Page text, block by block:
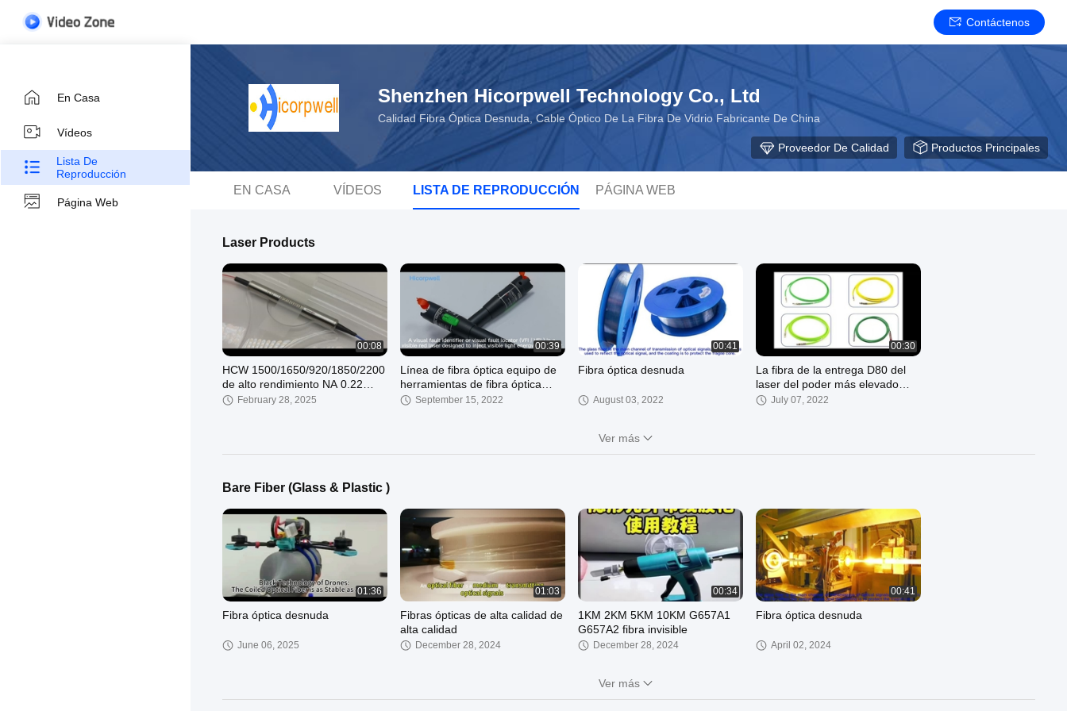
Contáctenos
En Casa
Vídeos
Lista De
Reproducción
Página Web
Shenzhen Hicorpwell Technology Co., Ltd
Calidad Fibra Óptica Desnuda, Cable Óptico De La Fibra De Vidrio Fabricante De China
Proveedor De Calidad Productos Principales
EN CASA VÍDEOS LISTA DE REPRODUCCIÓN PÁGINA WEB
Laser Products
00:08
HCW 1500/1650/920/1850/2200
de alto rendimiento NA 0.22
Fibras ópticas de alta calidad
February 28, 2025
00:39
Línea de fibra óptica equipo de
herramientas de fibra óptica
FTTH, prueba de construcción y
September 15, 2022
00:41
Fibra óptica desnuda
August 03, 2022
00:30
La fibra de la entrega D80 del
laser del poder más elevado
telegrafía los diámetros de base
July 07, 2022
00:06
Puntos múltiples (no se
necesitan dos extremos Fc/APC)
Las cadenas de rejilla de fibra
Bragg se pueden personalizar,
admitiendo
December 17, 2021
00:45
coleta coaxial SM 9 /125um de
la fibra óptica del SC /FC/LC
APC del diodo láser DX de
1550nm 2.5G DFB
September 23, 2021
00:29
coleta analógica de la fibra
óptica del diodo láser de
1550nm PD-PFA1-60BR-W7
2.5G DFB
August 02, 2021
01:29
La prueba de la fibra de 5MW
10MW 20MW equipa la funda de
cuero negra visual del detector
30MW de la falta
July 24, 2021
Ver más
Bare Fiber (Glass & Plastic )
01:36
Fibra óptica desnuda
June 06, 2025
01:03
Fibras ópticas de alta calidad de
alta calidad
December 28, 2024
00:34
1KM 2KM 5KM 10KM G657A1
G657A2 fibra invisible
December 28, 2024
00:41
Fibra óptica desnuda
April 02, 2024
Ver más